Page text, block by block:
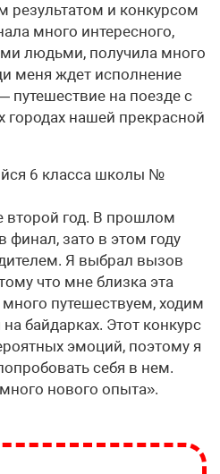
и конкурсом
много интересного,
людьми, получила много
меня ждет исполнение
на поезде с
городах нашей прекрасной
6 класса школы №
второй год. В прошлом
финал, зато в этом году
Я выбрал вызов
что мне близка эта
путешествуем, ходим
байдарках. Этот конкурс
эмоций, поэтому я
себя в нем.
нового опыта».